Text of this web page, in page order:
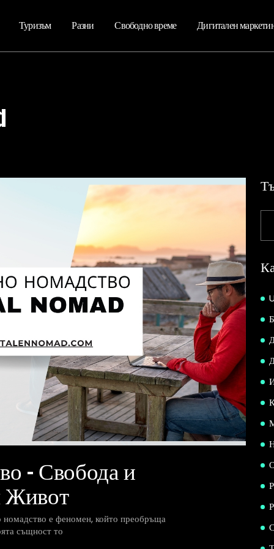
Туризъм Разни Свободно време Дигитален
– Свобода и
Живот
е феномен, който преобръща
същност то